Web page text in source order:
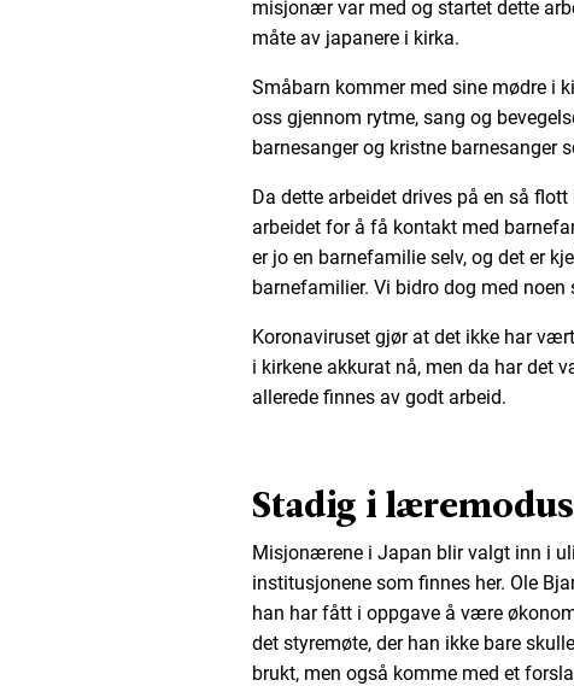
misjonær var med og startet dette
måte av japanere i kirka.
Småbarn kommer med sine mødre i
oss gjennom rytme, sang og
barnesanger og kristne barnesanger
Da dette arbeidet drives på en så
arbeidet for å få kontakt med
er jo en barnefamilie selv, og det er
barnefamilier. Vi bidro dog med noen
Koronaviruset gjør at det ikke har
i kirkene akkurat nå, men da har det
allerede finnes av godt arbeid.
Stadig i læremodus
Misjonærene i Japan blir valgt inn i
institusjonene som finnes her. Ole
han har fått i oppgave å være
det styremøte, der han ikke bare
brukt, men også komme med et